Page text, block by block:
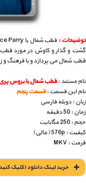
توضیحات :
گشت و گذار و کاوش در مورد
قطب شمال می پردازد و با فرهنگ
نام مستند :قطب شمال با بروس
نام این قسمت :قسمت پنجم
زبان : دوبله فارسی
زمان : 50 دقیقه
حجم : 250 مگابایت
کیفیت : 576p (عالی)
فرمت : MKV
خريد لينک دانلود (کليک